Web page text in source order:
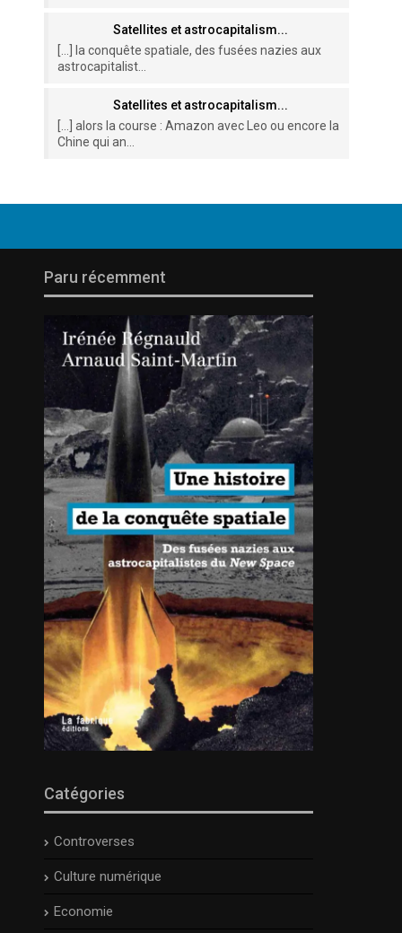
Satellites et astrocapitalism...
[…] la conquête spatiale, des fusées nazies aux
astrocapitalist...
Satellites et astrocapitalism...
[…] alors la course : Amazon avec Leo ou encore la
Chine qui an...
Paru récemment
Catégories
Controverses
Culture numérique
Economie